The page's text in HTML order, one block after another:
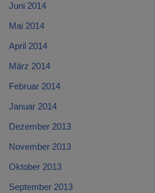
Juni 2014
Mai 2014
April 2014
März 2014
Februar 2014
Januar 2014
Dezember 2013
November 2013
Oktober 2013
September 2013